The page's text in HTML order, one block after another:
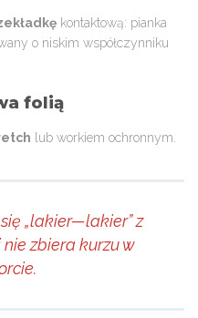
kontaktową: pianka
o niskim współczynniku
folią
lub workiem ochronnym.
„lakier—lakier” z
zbiera kurzu w